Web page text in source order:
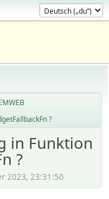
?
in Funktion
?
2023, 23:31:50